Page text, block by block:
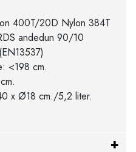
400T/20D Nylon 384T
andedun 90/10
<198 cm.
x Ø18 cm./5,2 liter.